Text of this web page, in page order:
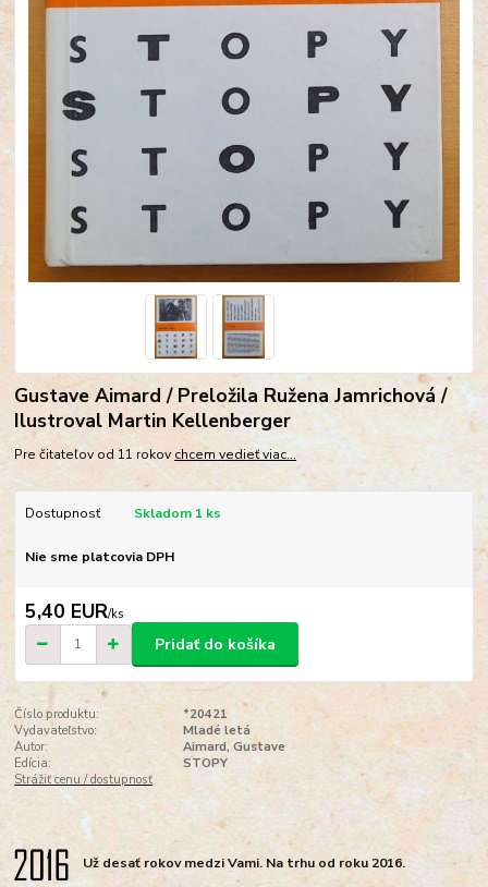
Gustave Aimard / Preložila Ružena Jamrichová /
Ilustroval Martin Kellenberger
Pre čitateľov od 11 rokov chcem vedieť viac...
Dostupnosť Skladom 1 ks
Nie sme platcovia DPH
5,40 EUR/ks
Pridať do košíka
Číslo produktu:
*20421
Vydavateľstvo:
Mladé letá
Autor:
Aimard, Gustave
Edícia:
STOPY
Strážiť cenu / dostupnosť
Už desať rokov medzi Vami. Na trhu od roku 2016.